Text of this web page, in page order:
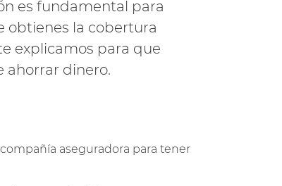
es fundamental para
obtienes la cobertura
explicamos para que
ahorrar dinero.
aseguradora para tener